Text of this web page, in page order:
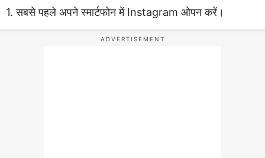
1. सबसे पहले अपने स्मार्टफोन में Instagram ओपन करें।